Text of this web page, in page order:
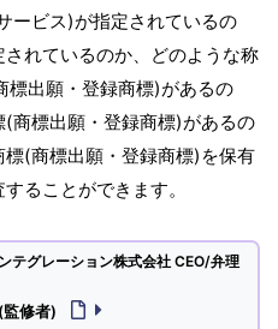
ービス)が指定されているの
れているのか、どのような称
出願・登録商標)があるの
商標出願・登録商標)があるの
(商標出願・登録商標)を保有
ることができます。
テグレーション株式会社 CEO/弁理
(監修者)